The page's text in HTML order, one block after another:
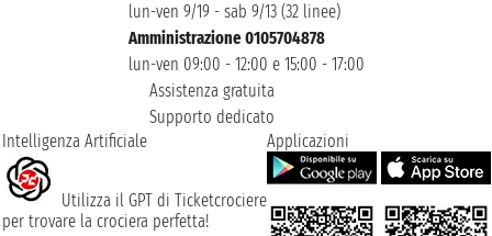
lun-ven 9/19 - sab 9/13 (32 linee)
Amministrazione 0105704878
lun-ven 09:00 - 12:00 e 15:00 - 17:00
Assistenza gratuita
Supporto dedicato
Intelligenza Artificiale
Utilizza il GPT di Ticketcrociere
per trovare la crociera perfetta!
Applicazioni